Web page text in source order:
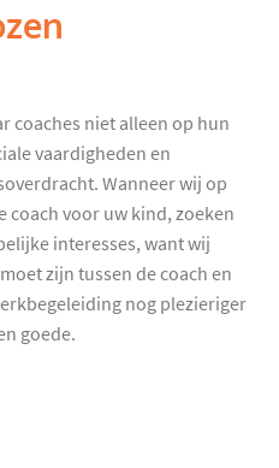
coaches niet alleen op hun
vaardigheden en
Wanneer wij op
coach voor uw kind, zoeken
interesses, want wij
zijn tussen de coach en
nog plezieriger
goede.